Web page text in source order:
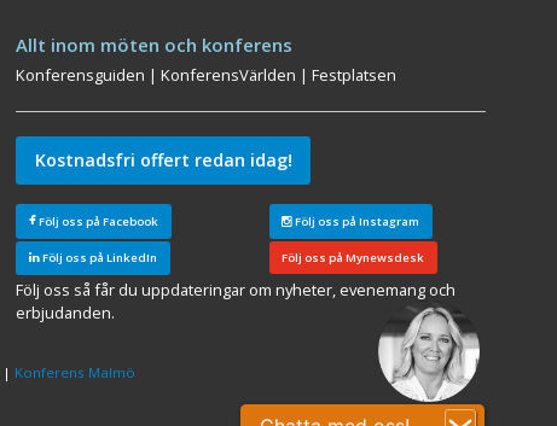
Allt inom möten och konferens
Konferensguiden |KonferensVärlden |Festplatsen
Kostnadsfri offert redan idag!
Följ oss på Facebook Följ oss på Instagram
Följ oss på LinkedIn Följ oss på Mynewsdesk
Följ oss så får du uppdateringar om nyheter, evenemang och
erbjudanden.
| Konferens Malmö